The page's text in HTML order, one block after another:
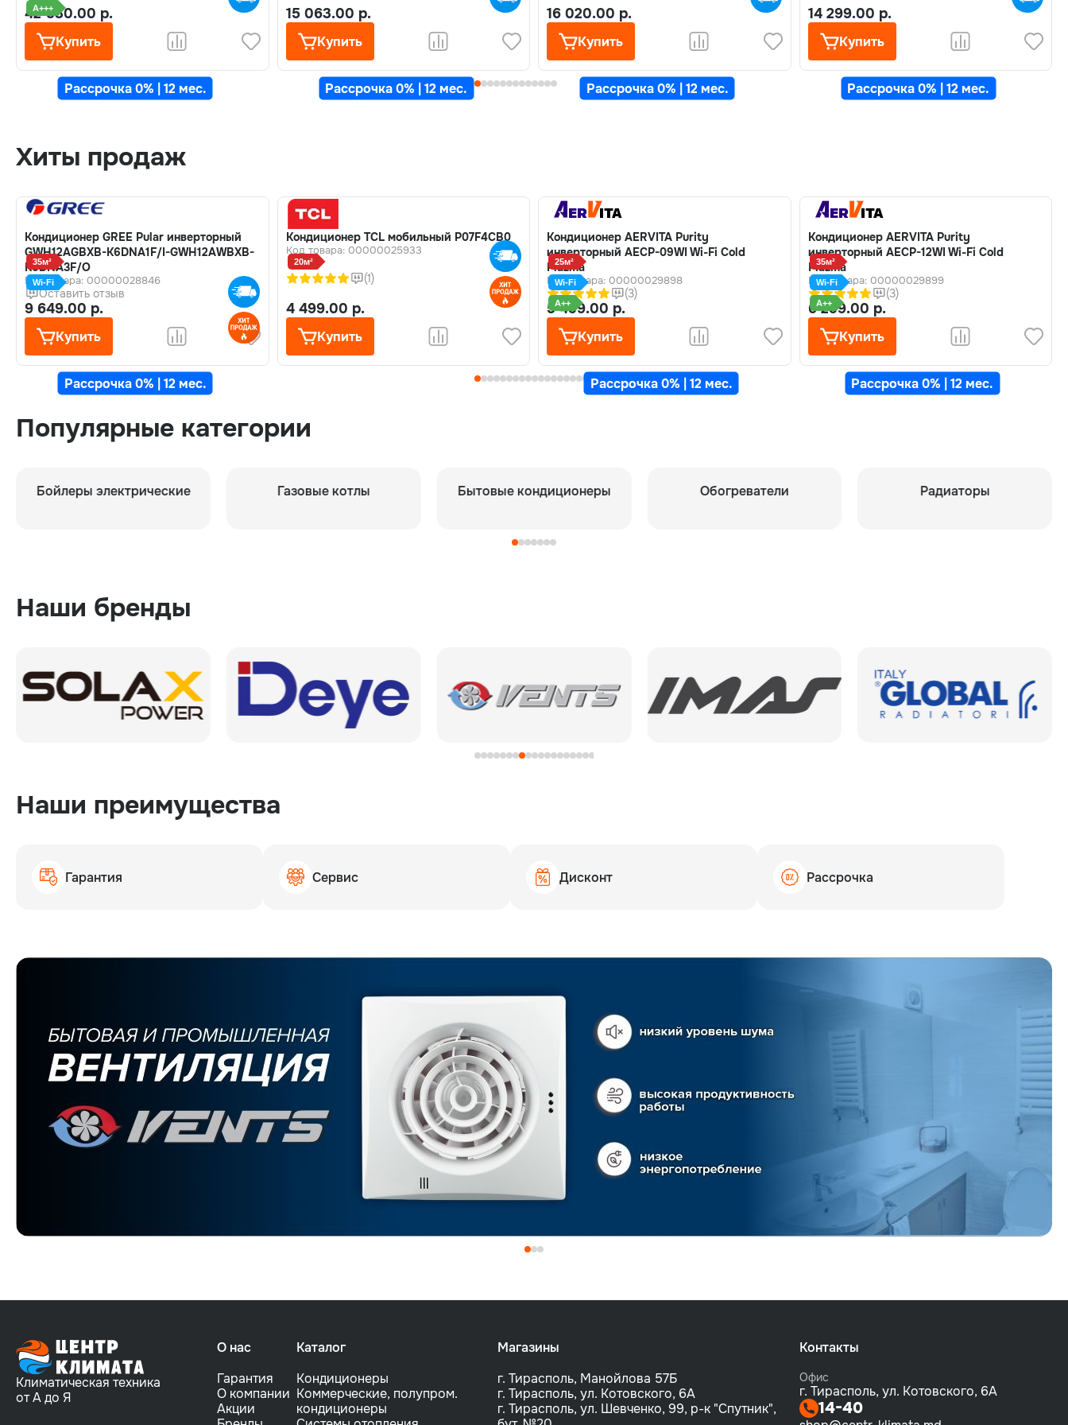
A+++
Рассрочка 0% | 12 мес.
42 530.00 р.
Купить
Рассрочка 0% | 12 мес.
15 063.00 р.
Купить
Рассрочка 0% | 12 мес.
16 020.00 р.
Купить
Рассрочка 0% | 12 мес.
14 299.00 р.
Купить
Хиты продаж
35м²
Wi-Fi
Рассрочка 0% | 12 мес.
Кондиционер GREE Pular инверторный
GWH12AGBXB-K6DNA1F/I-GWH12AWBXB-
K6DNA3F/O
Код товара: 00000028846
Оставить отзыв
9 649.00 р.
Купить
20м²
Кондиционер TCL мобильный P07F4CB0
Код товара: 00000025933
(1)
4 499.00 р.
Купить
25м²
Wi-Fi
A++
Рассрочка 0% | 12 мес.
Кондиционер AERVITA Purity
инверторный AECP-09WI Wi-Fi Cold
Plazma
Код товара: 00000029898
(3)
5 499.00 р.
Купить
35м²
Wi-Fi
A++
Рассрочка 0% | 12 мес.
Кондиционер AERVITA Purity
инверторный AECP-12WI Wi-Fi Cold
Plazma
Код товара: 00000029899
(3)
6 299.00 р.
Купить
Популярные категории
Газовые котлы Бытовые кондиционеры Обогреватели
Наши бренды
Наши преимущества
Гарантия Сервис Дисконт Рассрочка
Климатическая техника
от А до Я
О нас
Гарантия
О компании
Акции
Каталог
Кондиционеры
Коммерческие, полупром.
кондиционеры
Магазины
г. Тирасполь, Манойлова 57Б
г. Тирасполь, ул. Котовского, 6A
г. Тирасполь, ул. Шевченко, 99, р-к "Спутник",
Контакты
Офис
г. Тирасполь, ул. Котовского, 6А
14-40